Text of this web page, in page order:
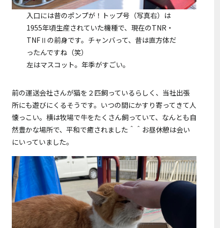
入口には昔のポンプが！トップ号（写真右）は
1955年頃生産されていた機種で、現在のTNR・
TNFⅡの前身です。チャンバって、昔は直方体だ
ったんですね（笑）
左はマスコット。年季がすごい。
前の運送会社さんが猫を２匹飼っているらしく、当社出張
所にも遊びにくるそうです。いつの間にかすり寄ってきて人
懐っこい。横は牧場で牛をたくさん飼っていて、なんとも自
然豊かな場所で、平和で癒されました＾＾お昼休憩は会い
にいっていました。